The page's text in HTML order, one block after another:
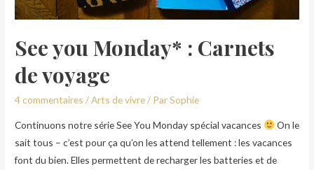
See you Monday* : Carnets
de voyage
4 commentaires /Arts de vivre/ ParSophie
Continuons notre série See You Monday spécial vacances
On le
sait tous – c’est pour ça qu’on les attend tellement : les vacances
font du bien. Elles permettent de recharger les batteries et de